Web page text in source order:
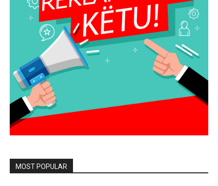
MOST POPULAR